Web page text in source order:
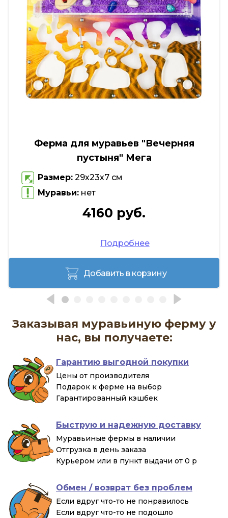
Ферма для муравьев "Вечерняя
пустыня" Мега
Размер: 29х23х7 см
Муравьи: нет
4160 руб.
Подробнее
Добавить в корзину
Заказывая муравьиную ферму у
нас, вы получаете:
Гарантию выгодной покупки
Цены от производителя
Подарок к ферме на выбор
Гарантированный кэшбек
Быструю и надежную доставку
Муравьиные фермы в наличии
Отгрузка в день заказа
Курьером или в пункт выдачи от 0 р
Обмен / возврат без проблем
Если вдруг что-то не понравилось
Если вдруг что-то не подошло